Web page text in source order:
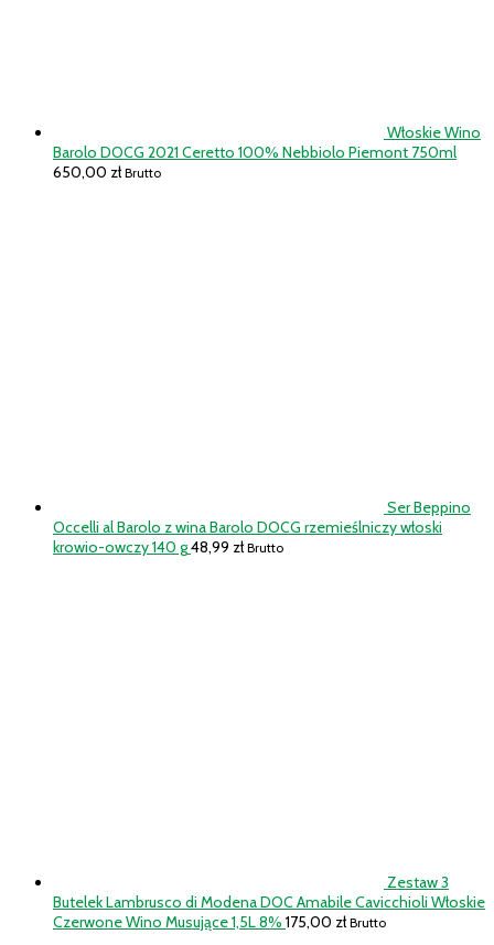
Włoskie Wino
Barolo DOCG 2021 Ceretto 100% Nebbiolo Piemont 750ml
650,00 zł Brutto
Ser Beppino
Occelli al Barolo z wina Barolo DOCG rzemieślniczy włoski
krowio-owczy 140 g48,99 zł Brutto
Zestaw 3
Butelek Lambrusco di Modena DOC Amabile Cavicchioli Włoskie
Czerwone Wino Musujące 1,5L 8% 175,00 zł Brutto